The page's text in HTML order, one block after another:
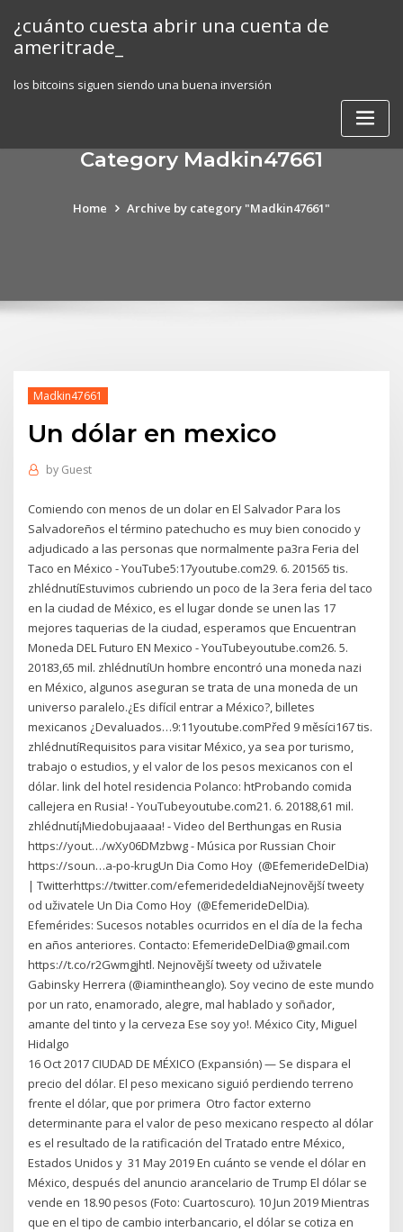
content
¿cuánto cuesta abrir una cuenta de
ameritrade_
los bitcoins siguen siendo una buena inversión
Category Madkin47661
Home Archive by category "Madkin47661"
Madkin47661
Un dólar en mexico
by Guest
Comiendo con menos de un dolar en El Salvador Para los
Salvadoreños el término patechucho es muy bien conocido y
adjudicado a las personas que normalmente pa3ra Feria del
Taco en México - YouTube5:17youtube.com29. 6. 201565 tis.
zhlédnutíEstuvimos cubriendo un poco de la 3era feria del taco
en la ciudad de México, es el lugar donde se unen las 17
mejores taquerias de la ciudad, esperamos que Encuentran
Moneda DEL Futuro EN Mexico - YouTubeyoutube.com26. 5.
20183,65 mil. zhlédnutíUn hombre encontró una moneda nazi
en México, algunos aseguran se trata de una moneda de un
universo paralelo.¿Es difícil entrar a México?, billetes
mexicanos ¿Devaluados…9:11youtube.comPřed 9 měsíci167 tis.
zhlédnutíRequisitos para visitar México, ya sea por turismo,
trabajo o estudios, y el valor de los pesos mexicanos con el
dólar. link del hotel residencia Polanco: htProbando comida
callejera en Rusia! - YouTubeyoutube.com21. 6. 20188,61 mil.
zhlédnutí¡Miedobujaaaa! - Video del Berthungas en Rusia
https://yout…/wXy06DMzbwg - Música por Russian Choir
https://soun…a-po-krugUn Dia Como Hoy ️ (@EfemerideDelDia)
| Twitterhttps://twitter.com/efemeridedeldiaNejnovější tweety
od uživatele Un Dia Como Hoy ️ (@EfemerideDelDia).
Efemérides: Sucesos notables ocurridos en el día de la fecha
en años anteriores. Contacto: EfemerideDelDia@gmail.com
https://t.co/r2Gwmgjhtl. Nejnovější tweety od uživatele
Gabinsky Herrera (@iamintheanglo). Soy vecino de este mundo
por un rato, enamorado, alegre, mal hablado y soñador,
amante del tinto y la cerveza Ese soy yo!. México City, Miguel
Hidalgo
16 Oct 2017 CIUDAD DE MÉXICO (Expansión) — Se dispara el
precio del dólar. El peso mexicano siguió perdiendo terreno
frente el dólar, que por primera Otro factor externo
determinante para el valor de peso mexicano respecto al dólar
es el resultado de la ratificación del Tratado entre México,
Estados Unidos y 31 May 2019 En cuánto se vende el dólar en
México, después del anuncio arancelario de Trump El dólar se
vende en 18.90 pesos (Foto: Cuartoscuro). 10 Jun 2019 Mientras
que en el tipo de cambio interbancario, el dólar se cotiza en